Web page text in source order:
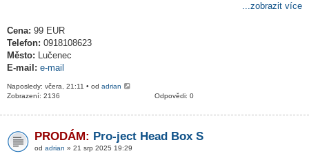
...zobrazit více
Cena: 99 EUR
Telefon: 0918108623
Město: Lučenec
E-mail: e-mail
Naposledy: včera, 21:11 • od adrian
Odpovědi: 0
Zobrazení: 2136
PRODÁM: Pro-ject Head Box S
od adrian » 21 srp 2025 19:29